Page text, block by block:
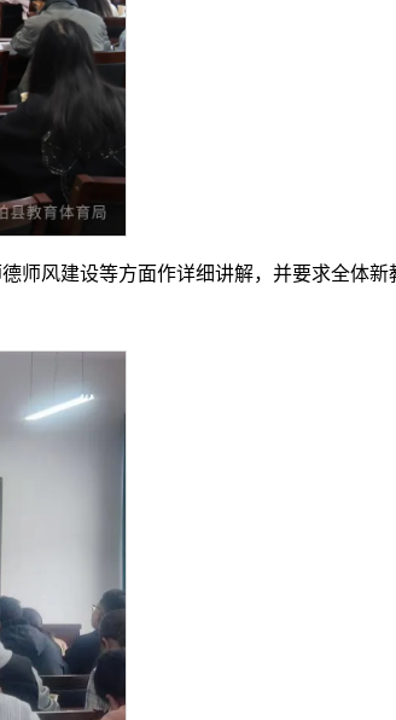
师风建设等方面作详细讲解，并要求全体新